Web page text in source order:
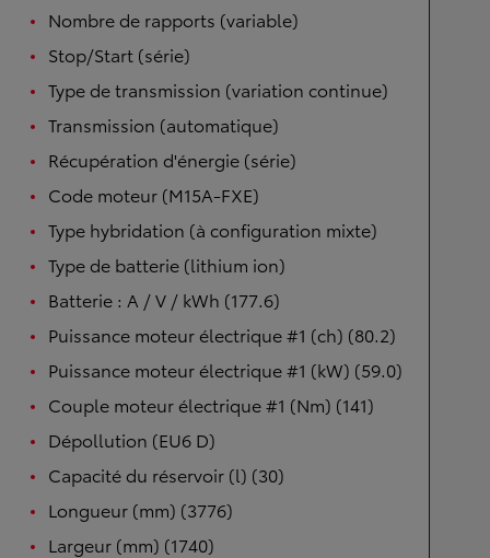
Nombre de rapports (variable)
Stop/Start (série)
Type de transmission (variation continue)
Transmission (automatique)
Récupération d'énergie (série)
Code moteur (M15A-FXE)
Type hybridation (à configuration mixte)
Type de batterie (lithium ion)
Batterie : A / V / kWh (177.6)
Puissance moteur électrique #1 (ch) (80.2)
Puissance moteur électrique #1 (kW) (59.0)
Couple moteur électrique #1 (Nm) (141)
Dépollution (EU6 D)
Capacité du réservoir (l) (30)
Longueur (mm) (3776)
Largeur (mm) (1740)